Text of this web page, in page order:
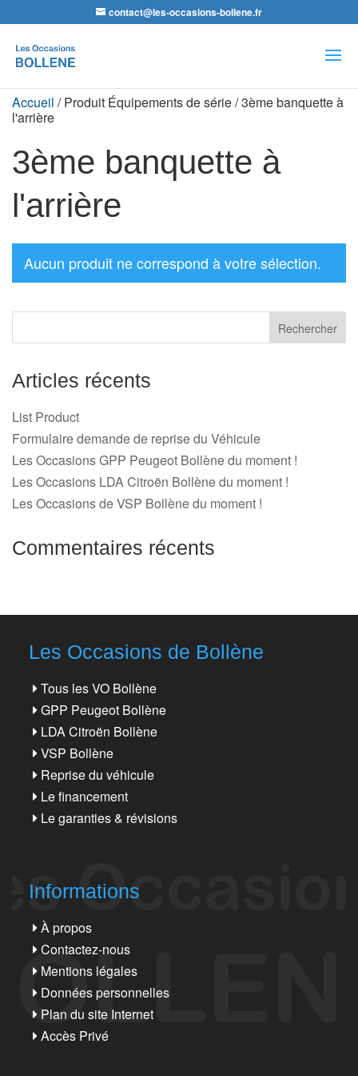
contact@les-occasions-bollene.fr
de
produits
Accueil / Produit Équipements de série / 3ème banquette à
l'arrière
3ème banquette à
l'arrière
Aucun produit ne correspond à votre sélection.
Articles récents
List Product
Formulaire demande de reprise du Véhicule
Les Occasions GPP Peugeot Bollène du moment !
Les Occasions LDA Citroën Bollène du moment !
Les Occasions de VSP Bollène du moment !
Commentaires récents
Les Occasions de Bollène
Tous les VO Bollène
GPP Peugeot Bollène
LDA Citroën Bollène
VSP Bollène
Reprise du véhicule
Le financement
Le garanties & révisions
Informations
À propos
Contactez-nous
Mentions légales
Données personnelles
Plan du site Internet
Accès Privé